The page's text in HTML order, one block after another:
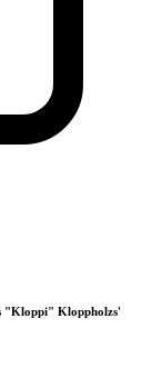
"Kloppi" Kloppholzs'